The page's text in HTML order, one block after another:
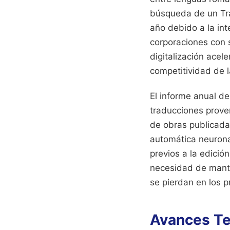
búsqueda de un
año debido a la
corporaciones con
digitalización
competitividad de
El informe anual
traducciones
de obras
automática
previos a la
necesidad de
se pierdan en los
Avances